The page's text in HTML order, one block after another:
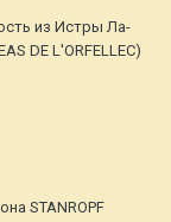
из Истры Ла-
DE L'ORFELLEC)
STANROPF